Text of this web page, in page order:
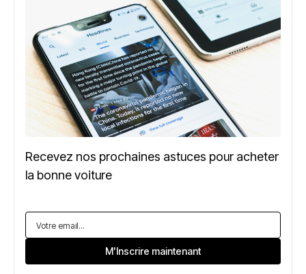
Recevez nos prochaines astuces pour acheter
la bonne voiture